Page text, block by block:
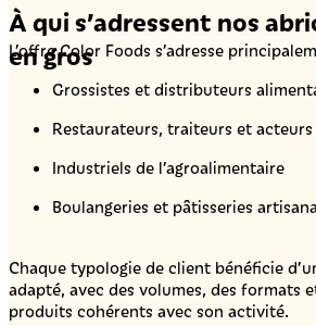
À qui s’adressent nos
en gros
L’offre Color Foods s’adresse
Grossistes et distributeurs
Restaurateurs, traiteurs et acteurs
Industriels de l’agroalimentaire
Boulangeries et pâtisseries
Chaque typologie de client bénéficie
adapté, avec des volumes, des formats
produits cohérents avec son activité.